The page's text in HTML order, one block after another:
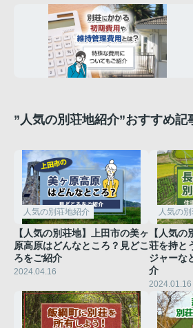
”人気の別荘地紹介”おすすめ記
人気の別荘地紹介
【人気の別荘地】上田市の美ヶ
原高原はどんなところ？見どこ
ろをご紹介
2024.04.16
人気の
【人気
荘を持と
ジャーな
介
2024.01.16